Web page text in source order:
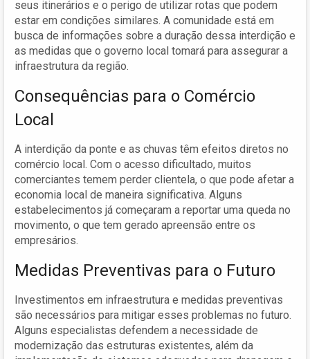
seus itinerários e o perigo de utilizar rotas que podem
estar em condições similares. A comunidade está em
busca de informações sobre a duração dessa interdição e
as medidas que o governo local tomará para assegurar a
infraestrutura da região.
Consequências para o Comércio
Local
A interdição da ponte e as chuvas têm efeitos diretos no
comércio local. Com o acesso dificultado, muitos
comerciantes temem perder clientela, o que pode afetar a
economia local de maneira significativa. Alguns
estabelecimentos já começaram a reportar uma queda no
movimento, o que tem gerado apreensão entre os
empresários.
Medidas Preventivas para o Futuro
Investimentos em infraestrutura e medidas preventivas
são necessários para mitigar esses problemas no futuro.
Alguns especialistas defendem a necessidade de
modernização das estruturas existentes, além da